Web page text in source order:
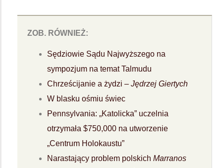
ZOB. RÓWNIEŻ:
Sędziowie Sądu Najwyższego na
sympozjum na temat Talmudu
Chrześcijanie a żydzi – Jędrzej Giertych
W blasku ośmiu świec
Pennsylvania: „Katolicka” uczelnia
otrzymała $750,000 na utworzenie
„Centrum Holokaustu”
Narastający problem polskich Marranos